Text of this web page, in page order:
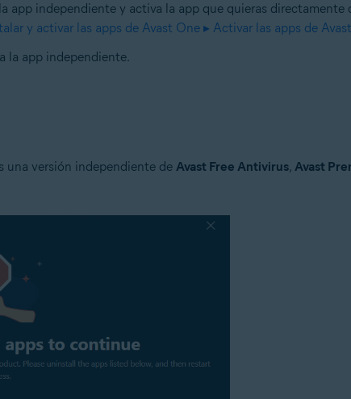
app independiente y activa la app que quieras directamente
y activar las apps de Avast One ▸ Activar las apps de
la app independiente.
una versión independiente de Avast Free Antivirus, Avast